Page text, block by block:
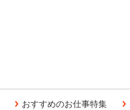
おすすめのお仕事特集